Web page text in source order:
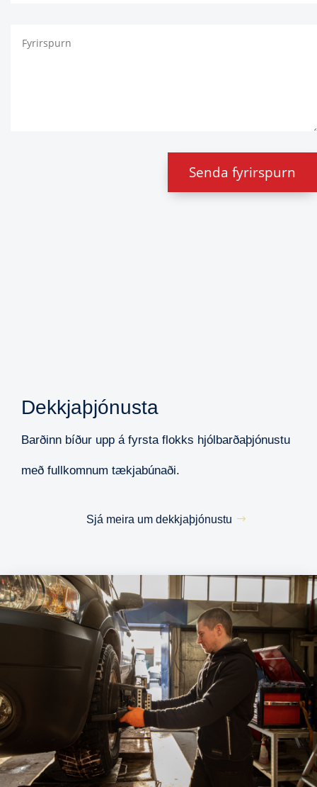
Senda fyrirspurn
Dekkjaþjónusta
Barðinn bíður upp á fyrsta flokks hjólbarðaþjónustu
með fullkomnum tækjabúnaði.
Sjá meira um dekkjaþjónustu